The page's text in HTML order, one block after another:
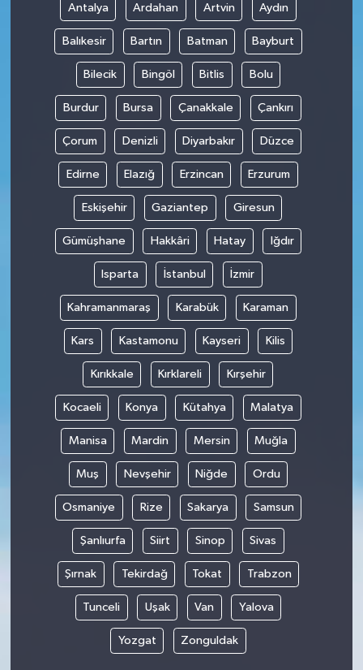
Antalya Ardahan Artvin Aydın
Balıkesir Bartın Batman Bayburt
Bilecik Bingöl Bitlis Bolu
Burdur Bursa Çanakkale Çankırı
Çorum Denizli Diyarbakır Düzce
Edirne Elazığ Erzincan Erzurum
Eskişehir Gaziantep Giresun
Gümüşhane Hakkâri Hatay Iğdır
Isparta İstanbul İzmir
Kahramanmaraş Karabük Karaman
Kars Kastamonu Kayseri Kilis
Kırıkkale Kırklareli Kırşehir
Kocaeli Konya Kütahya Malatya
Manisa Mardin Mersin Muğla
Muş Nevşehir Niğde Ordu
Osmaniye Rize Sakarya Samsun
Şanlıurfa Siirt Sinop Sivas
Şırnak Tekirdağ Tokat Trabzon
Tunceli Uşak Van Yalova
Yozgat Zonguldak